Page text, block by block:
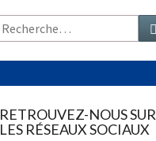
Rechercher :
RETROUVEZ-NOUS SUR
LES RÉSEAUX SOCIAUX